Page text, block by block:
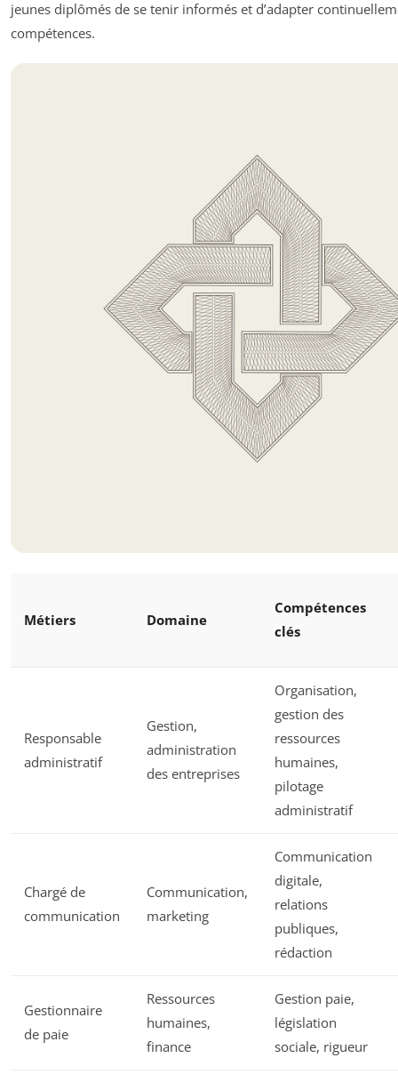
jeunes diplômés de se tenir informés et d’adapter
compétences.
Métiers Domaine
Compétences
clés
Responsable
administratif
Gestion,
administration
des entreprises
Organisation,
gestion des
ressources
humaines,
pilotage
administratif
Chargé de
communication
Communication,
marketing
Communication
digitale,
relations
publiques,
rédaction
Gestionnaire
de paie
Ressources
humaines,
finance
Gestion paie,
législation
sociale, rigueur